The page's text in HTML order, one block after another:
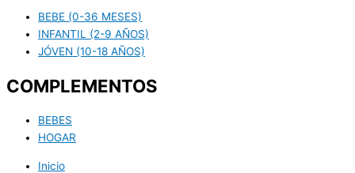
BEBE (0-36 MESES)
INFANTIL (2-9 AÑOS)
JÓVEN (10-18 AÑOS)
COMPLEMENTOS
BEBES
HOGAR
Inicio